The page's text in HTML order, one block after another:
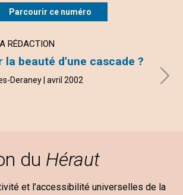
Parcourir ce numéro
RÉDACTION
la beauté d'une cascade ?
Deraney | avril 2002
du Héraut
et l’accessibilité universelles de la